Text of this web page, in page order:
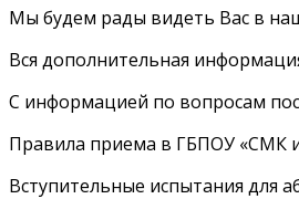
Мы будем рады видеть Вас в
Вся дополнительная
С информацией по вопросам
Правила приема в ГБПОУ «СМК
Вступительные испытания для